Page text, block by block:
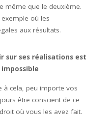
même que le deuxième.
où les
aux résultats.
sur ses réalisations est
à cela, peu importe vos
être conscient de ce
où vous les avez fait.